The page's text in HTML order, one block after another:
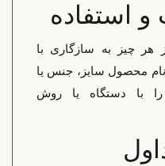
استفاده
چیز به سازگاری با
محصول سایز، جنس یا
با دستگاه یا روش